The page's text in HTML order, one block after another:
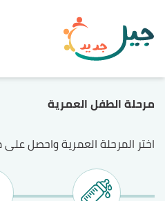
مرحلة الطفل العمرية
اختر المرحلة العمرية واحصل